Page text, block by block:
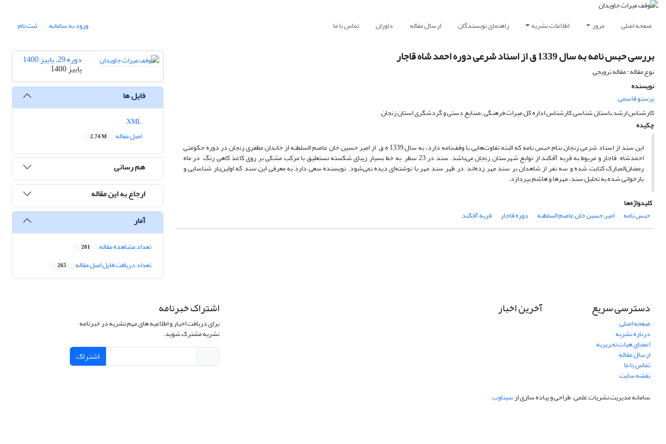
صفحه اصلی مرور اطلاعات نشریه راهنمای نویسندگان ارسال مقاله داوران تماس با ما ورود به سامانه ثبت نام
بررسی حبس نامه به سال 1339 ق از اسناد شرعی دوره احمد شاه قاجار
نوع مقاله : مقاله ترویجی
نویسنده
پرستو قاسمی
کارشناس ارشد باستان شناسی کارشناس اداره کل میراث فرهنگی ،صنایع دستی و گردشگری استان زنجان
چکیده
این سند از اسناد شرعی زنجان بنام حبس نامه که البته تفاوت‌هایی با وقف‌نامه دارد، به سال 1339 ه ق از امیر حسین خان عاصم السلطنه از خاندان مظفری زنجان در دوره حکومتی
احمدشاه قاجار و مربوط به قریه آقکند از توابع شهرستان زنجان می‌باشد. سند در 23 سطر به خط بسیار زیبای شکسته نستعلیق با مرکب مشکی بر روی کاغذ کاهی رنگ در ماه
رمضان‌المبارک کتابت شده و سه نفر از شاهدان بر سند مهر زده‌اند در ظهر سند مهر یا نوشته‌ای دیده نمی‌شود. نویسنده سعی دارد به معرفی این سند که اولین‌بار شناسایی و
بازخوانی شده به تحلیل سند، مهرها و هاشم بپردازد.
کلیدواژه‌ها
حبس نامه
امیر حسین خان عاصم السلطنه دوره قاجار قریه آقکند
دوره 29، پاییز 1400
پاییز 1400
فایل ها
اصل مقاله
2.74 M
هم رسانی
ارجاع به این مقاله
آمار
تعداد مشاهده مقاله 201
تعداد دریافت فایل اصل مقاله 265
دسترسی سریع
صفحه اصلی
درباره نشریه
اعضای هیات تحریریه
ارسال مقاله
تماس با ما
نقشه سایت
آخرین اخبار اشتراک خبرنامه
برای دریافت اخبار و اطلاعیه های مهم نشریه در خبرنامه
نشریه مشترک شوید.
اشتراک
سامانه مدیریت نشریات علمی.طراحی و پیاده سازی ازسیناوب